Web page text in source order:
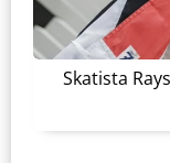
Skatista